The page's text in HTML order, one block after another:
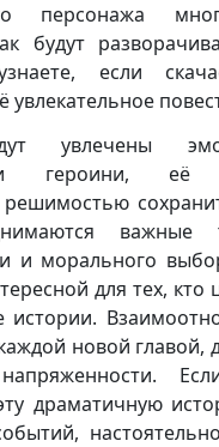
персонажа
будут
если
увлекательное
увлечены
героини, её
важные
и морального
для тех, кто
истории.
новой главой,
драматичную